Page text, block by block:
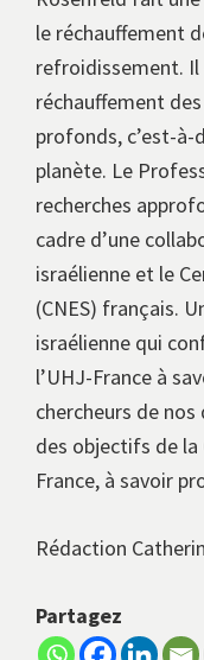
le réchauffement
refroidissement. Il
réchauffement
profonds, c’est-
planète. Le
recherches
cadre d’une
israélienne et le
(CNES) français.
israélienne qui
l’UHJ-France à
chercheurs de nos
des objectifs de la
France, à savoir
Rédaction
Partagez